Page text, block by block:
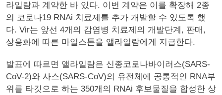
라일람과 계약한 바 있다. 이번 계약은 이를 확장해 2종
의 코로나19 RNAi 치료제를 추가 개발할 수 있도록 했
다. Vir는 앞선 4개의 감염병 치료제의 개발단계, 판매,
상용화에 따른 마일스톤을 앨라일람에게 지급한다.
발표에 따르면 앨라일람은 신종코로나바이러스(SARS-
CoV-2)와 사스(SARS-CoV)의 유전체에 공통적인 RNA부
위를 타깃으로 하는 350개의 RNAi 후보물질을 합성한 상